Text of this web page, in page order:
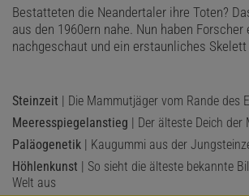
Bestatteten die Neandertaler ihre Toten?
aus den 1960ern nahe. Nun haben Forscher
nachgeschaut und ein erstaunliches
Steinzeit | Die Mammutjäger vom Rande des
Meeresspiegelanstieg | Der älteste Deich der
Paläogenetik | Kaugummi aus der
Höhlenkunst | So sieht die älteste bekannte
Welt aus